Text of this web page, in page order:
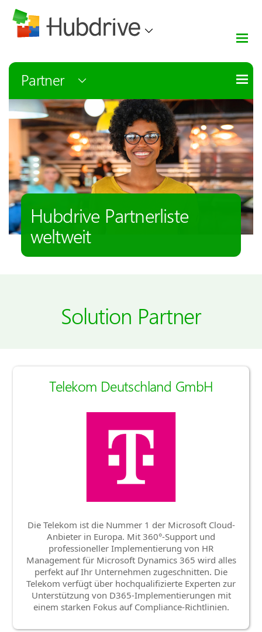
Partner
Hubdrive Partnerliste
weltweit
Solution Partner
Telekom Deutschland GmbH
Die Telekom ist die Nummer 1 der Microsoft Cloud-
Anbieter in Europa. Mit 360°-Support und
professioneller Implementierung von HR
Management für Microsoft Dynamics 365 wird alles
perfekt auf Ihr Unternehmen zugeschnitten. Die
Telekom verfügt über hochqualifizierte Experten zur
Unterstützung von D365-Implementierungen mit
einem starken Fokus auf Compliance-Richtlinien.